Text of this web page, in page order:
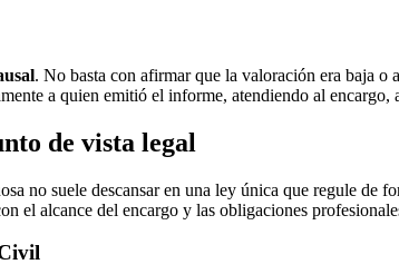
. No basta con afirmar que la valoración era baja o
a quien emitió el informe, atendiendo al
de vista legal
no suele descansar en una ley única que regule de
el alcance del encargo y las obligaciones